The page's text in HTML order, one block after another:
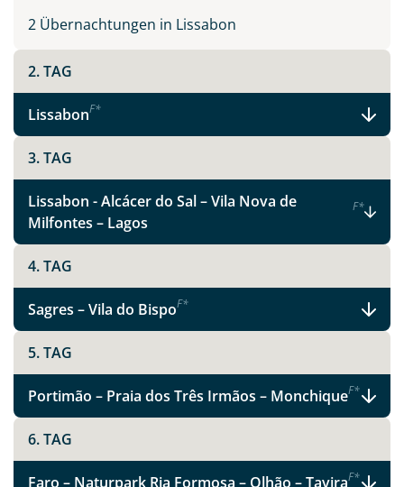
2 Übernachtungen in Lissabon
2. TAG
LissabonF*
3. TAG
Lissabon - Alcácer do Sal – Vila Nova de
Milfontes – Lagos
F*
4. TAG
Sagres – Vila do BispoF*
5. TAG
Portimão – Praia dos Três Irmãos – MonchiqueF*
6. TAG
Faro – Naturpark Ria Formosa – Olhão – TaviraF*